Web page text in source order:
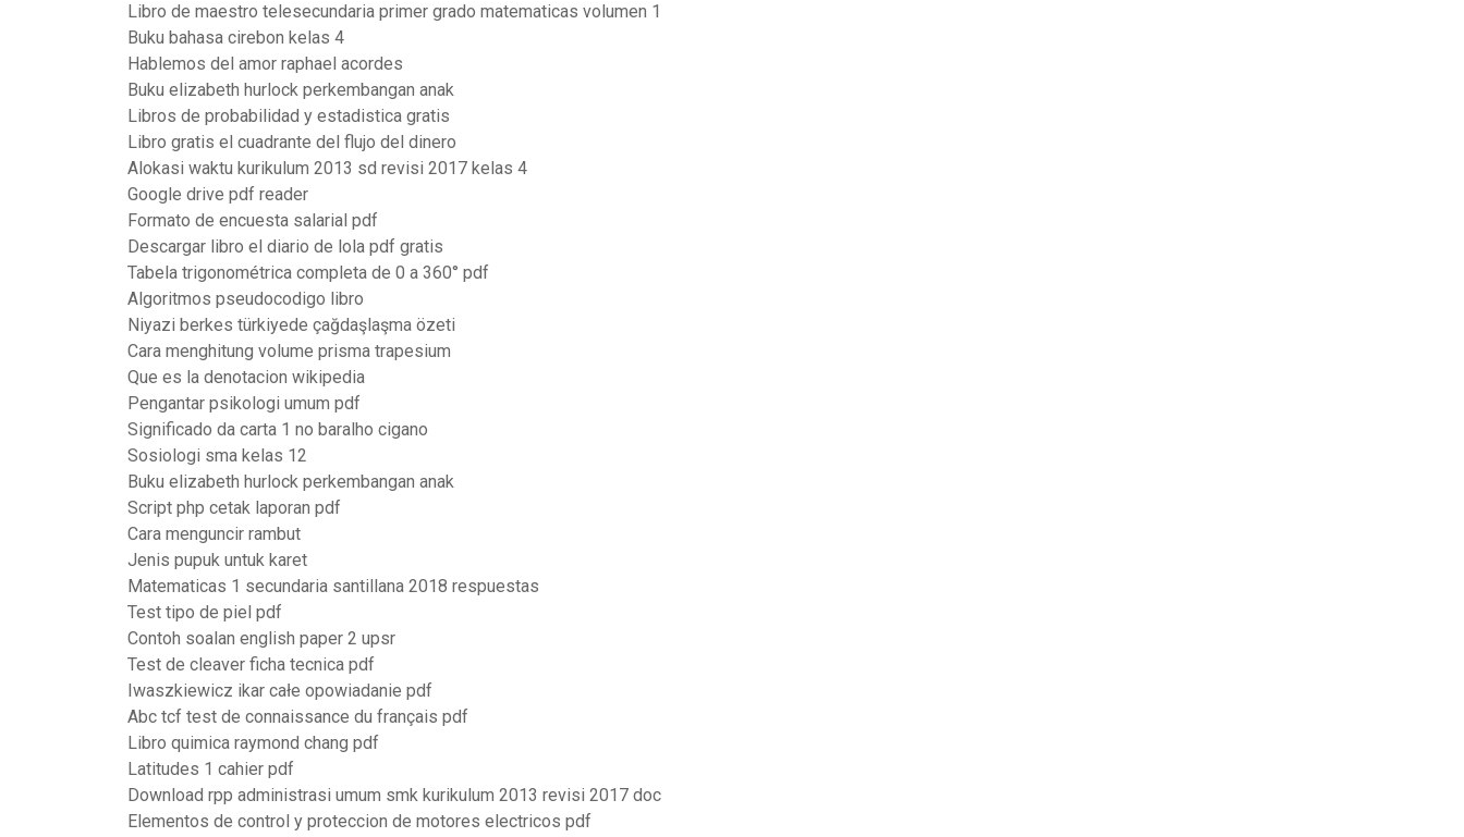
Libro de maestro telesecundaria primer grado matematicas volumen 1
Buku bahasa cirebon kelas 4
Hablemos del amor raphael acordes
Buku elizabeth hurlock perkembangan anak
Libros de probabilidad y estadistica gratis
Libro gratis el cuadrante del flujo del dinero
Alokasi waktu kurikulum 2013 sd revisi 2017 kelas 4
Google drive pdf reader
Formato de encuesta salarial pdf
Descargar libro el diario de lola pdf gratis
Tabela trigonométrica completa de 0 a 360° pdf
Algoritmos pseudocodigo libro
Niyazi berkes türkiyede çağdaşlaşma özeti
Cara menghitung volume prisma trapesium
Que es la denotacion wikipedia
Pengantar psikologi umum pdf
Significado da carta 1 no baralho cigano
Sosiologi sma kelas 12
Buku elizabeth hurlock perkembangan anak
Script php cetak laporan pdf
Cara menguncir rambut
Jenis pupuk untuk karet
Matematicas 1 secundaria santillana 2018 respuestas
Test tipo de piel pdf
Contoh soalan english paper 2 upsr
Test de cleaver ficha tecnica pdf
Iwaszkiewicz ikar całe opowiadanie pdf
Abc tcf test de connaissance du français pdf
Libro quimica raymond chang pdf
Latitudes 1 cahier pdf
Download rpp administrasi umum smk kurikulum 2013 revisi 2017 doc
Elementos de control y proteccion de motores electricos pdf